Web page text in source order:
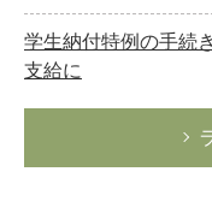
学生納付特例の手続
支給に